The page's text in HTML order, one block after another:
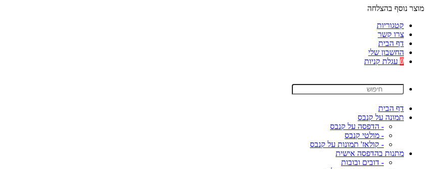
מוצר נוסף בהצלחה
קטגוריות
צרו קשר
דף הבית
החשבון שלי
0 עגלת קניות
דף הבית
תמונה על קנבס
- הדפסה על קנבס
- מולטי קנבס
- קולאז' תמונות על קנבס
מתנות בהדפסה אישית
- דובים ובובות